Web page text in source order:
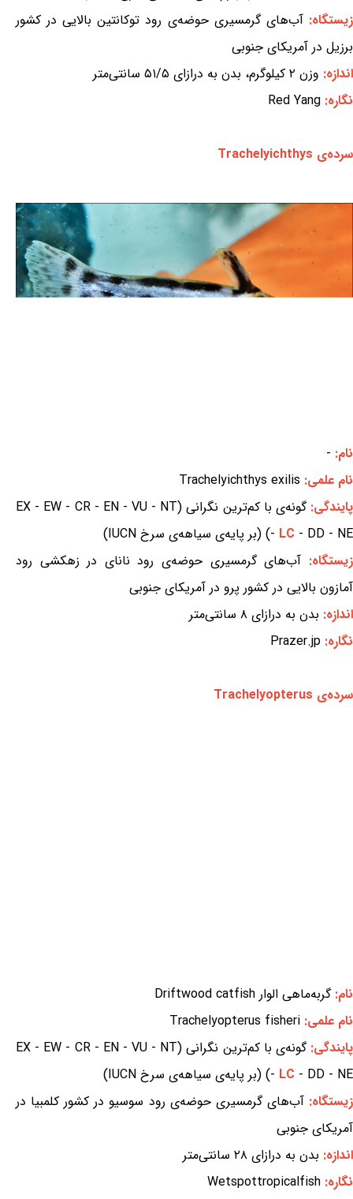
زیستگاه:آب‌های گرمسیری حوضه‌ی رود توکانتین بالایی در کشور
برزیل در آمریکای جنوبی
اندازه: وزن ۲ کیلوگرم، بدن به درازای ۵۱/۵ سانتی‌متر
نگاره: Red Yang
سرده‌ی Trachelyichthys
نام: -
نام علمی: Trachelyichthys exilis
پایندگی:
گونه‌ی با کم‌ترین نگرانی (EX - EW - CR - EN - VU - NT
- LC - DD - NE) (بر پایه‌ی سیاهه‌ی سرخ IUCN)
زیستگاه: آب‌های گرمسیری حوضه‌ی رود نانای در زهکشی رود
آمازون بالایی در کشور پرو در آمریکای جنوبی
اندازه: بدن به درازای ۸ سانتی‌متر
نگاره: Prazer.jp
سرده‌ی Trachelyopterus
نام:گربه‌ماهی الوار Driftwood catfish
نام علمی: Trachelyopterus fisheri
پایندگی:
گونه‌ی با کم‌ترین نگرانی (EX - EW - CR - EN - VU - NT
- LC - DD - NE) (بر پایه‌ی سیاهه‌ی سرخ IUCN)
زیستگاه:آب‌های گرمسیری حوضه‌ی رود سوسیو در کشور کلمبیا در
آمریکای جنوبی
اندازه: بدن به درازای ۲۸ سانتی‌متر
نگاره: Wetspottropicalfish